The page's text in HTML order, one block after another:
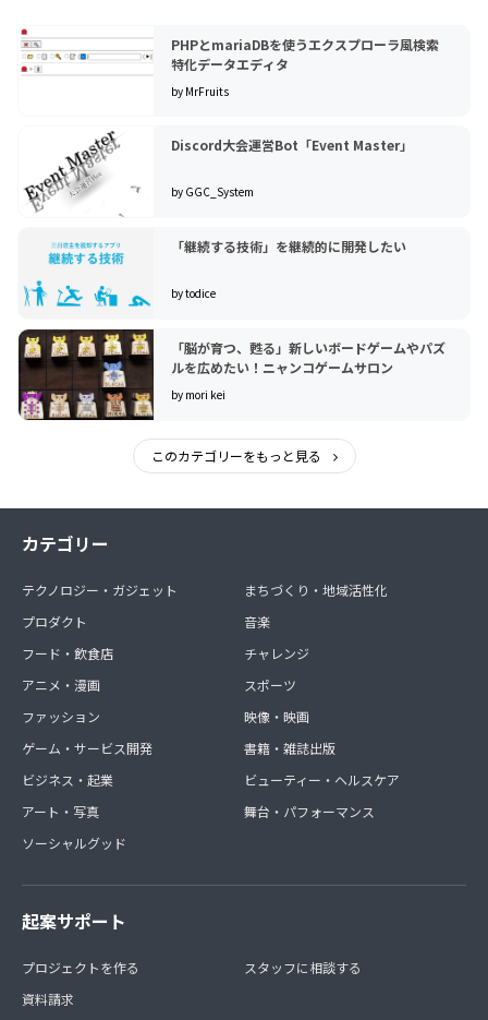
PHPとmariaDBを使うエクスプローラ風検索
特化データエディタ
by MrFruits
Discord大会運営Bot「Event Master」
by GGC_System
「継続する技術」を継続的に開発したい
by todice
「脳が育つ、甦る」新しいボードゲームやパズ
ルを広めたい！ニャンコゲームサロン
by mori kei
このカテゴリーをもっと見る
カテゴリー
テクノロジー・ガジェット
プロダクト
フード・飲食店
アニメ・漫画
ファッション
ゲーム・サービス開発
ビジネス・起業
アート・写真
ソーシャルグッド
まちづくり・地域活性化
音楽
チャレンジ
スポーツ
映像・映画
書籍・雑誌出版
ビューティー・ヘルスケア
舞台・パフォーマンス
起案サポート
プロジェクトを作る
資料請求
スタッフに相談する